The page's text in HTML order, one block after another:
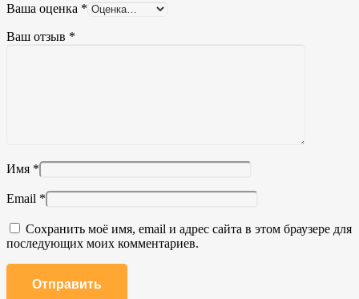
Ваша оценка *
Ваш отзыв *
Имя *
Email *
Сохранить моё имя, email и адрес сайта в этом браузере для
последующих моих комментариев.